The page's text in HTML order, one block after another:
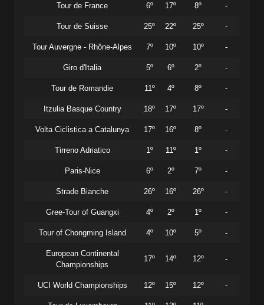
Tour de France 6º 17º 8º -
Tour de Suisse 25º 22º 25º -
Tour Auvergne - Rhône-Alpes 7º 10º 10º -
Giro d'Italia 5º 6º 2º -
Tour de Romandie 11º 4º 8º -
Itzulia Basque Country 18º 17º 17º -
Volta Ciclistica a Catalunya 17º 16º 8º -
Tirreno Adriatico 1º 11º 1º -
Paris-Nice 6º 2º 7º -
Strade Bianche 26º 16º 26º -
Gree-Tour of Guangxi 4º 2º 1º -
Tour of Chongming Island 4º 10º 5º -
European Continental
Championships
17º 14º 12º -
UCI World Championships 12º 15º 12º -